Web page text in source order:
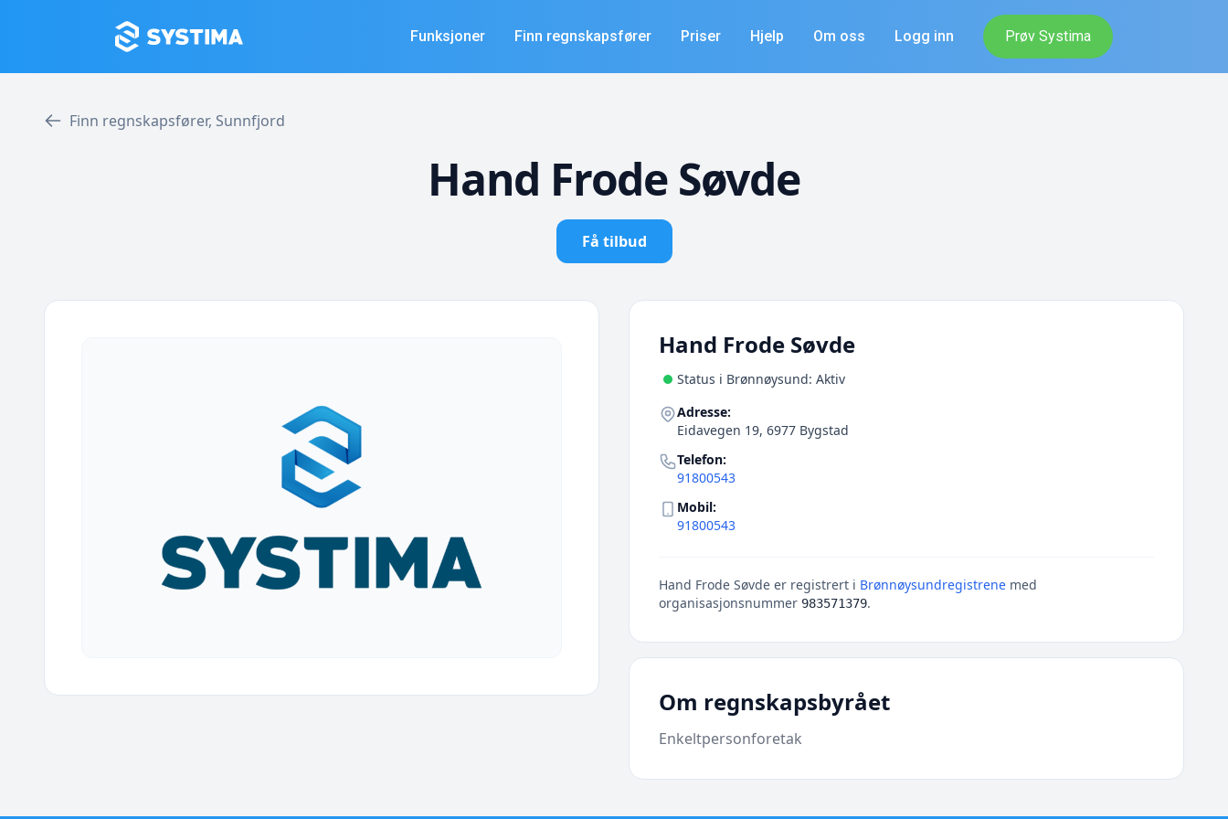
Funksjoner Finn regnskapsfører Priser Hjelp Om oss Logg inn Prøv Systima
Finn regnskapsfører, Sunnfjord
Hand Frode Søvde
Få tilbud
Hand Frode Søvde
Status i Brønnøysund: Aktiv
Adresse:
Eidavegen 19, 6977 Bygstad
Telefon:
91800543
Mobil:
91800543
Hand Frode Søvde er registrert i Brønnøysundregistrene med
organisasjonsnummer 983571379.
Om regnskapsbyrået
Enkeltpersonforetak